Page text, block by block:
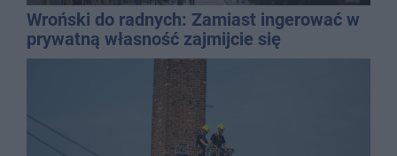
Wroński do radnych: Zamiast ingerować w
prywatną własność zajmijcie się
gospodarką